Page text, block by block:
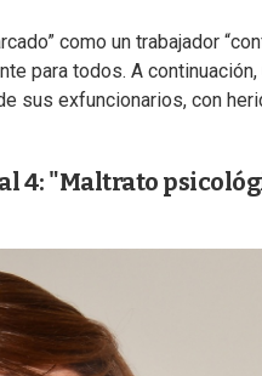
como un trabajador
para todos. A
sus exfuncionarios, con
4: "Maltrato